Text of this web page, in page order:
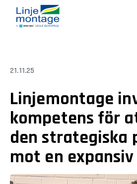
content
21.11.25
Linjemontage
kompetens för
den strategiska
mot en